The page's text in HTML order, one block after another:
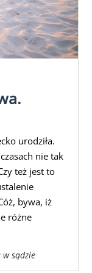
urodziła.
nie tak
też jest to
bywa, iż
różne
w sądzie